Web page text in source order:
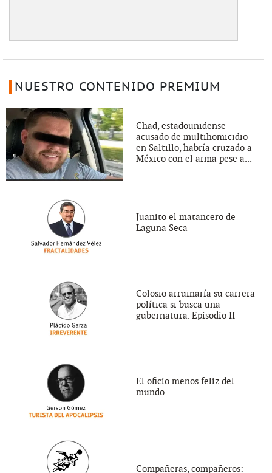
NUESTRO CONTENIDO PREMIUM
Chad, estadounidense
acusado de multihomicidio
en Saltillo, habría cruzado a
México con el arma pese a...
Juanito el matancero de
Laguna Seca
Colosio arruinaría su carrera
política si busca una
gubernatura. Episodio II
El oficio menos feliz del
mundo
Compañeras, compañeros: